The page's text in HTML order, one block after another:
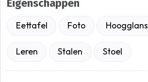
Eigenschappen
Eettafel Foto Hoogglans
Leren Stalen Stoel